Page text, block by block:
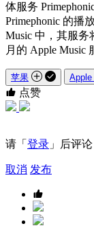
体服务
Primephonic 的播
Music 中，其服务
月的 Apple Music
苹果
点赞
请「 登录 」后评论
取消 发布